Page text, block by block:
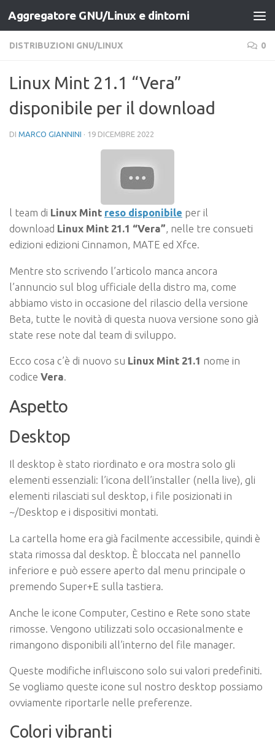
Salta al contenuto
Aggregatore GNU/Linux e dintorni
DISTRIBUZIONI GNU/LINUX 0
Linux Mint 21.1 “Vera”
disponibile per il download
DI MARCO GIANNINI · 19 DICEMBRE 2022
l team di Linux Mint reso disponibile per il
download Linux Mint 21.1 “Vera”, nelle tre consueti
edizioni edizioni Cinnamon, MATE ed Xfce.
Mentre sto scrivendo l’articolo manca ancora
l’annuncio sul blog ufficiale della distro ma, come
abbiamo visto in occasione del rilascio della versione
Beta, tutte le novità di questa nuova versione sono già
state rese note dal team di sviluppo.
Ecco cosa c’è di nuovo su Linux Mint 21.1 nome in
codice Vera.
Aspetto
Desktop
Il desktop è stato riordinato e ora mostra solo gli
elementi essenziali: l’icona dell’installer (nella live), gli
elementi rilasciati sul desktop, i file posizionati in
~/Desktop e i dispositivi montati.
La cartella home era già facilmente accessibile, quindi è
stata rimossa dal desktop. È bloccata nel pannello
inferiore e può essere aperto dal menu principale o
premendo Super+E sulla tastiera.
Anche le icone Computer, Cestino e Rete sono state
rimosse. Vengono utilizzati solo occasionalmente e
rimangono disponibili all’interno del file manager.
Queste modifiche influiscono solo sui valori predefiniti.
Se vogliamo queste icone sul nostro desktop possiamo
ovviamente riportarle nelle preferenze.
Colori vibranti